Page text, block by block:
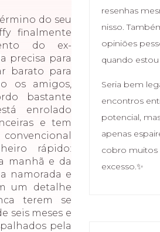
do seu
finalmente
do ex-
precisa para
barato para
os amigos,
bastante
enrolado
e tem
rápido:
manhã e da
namorada e
um detalhe
terem se
seis meses e
pela
resenhas
nisso.
opiniões
quando estou
Seria bem
encontros
potencial,
apenas
cobro muitos
excesso.✨